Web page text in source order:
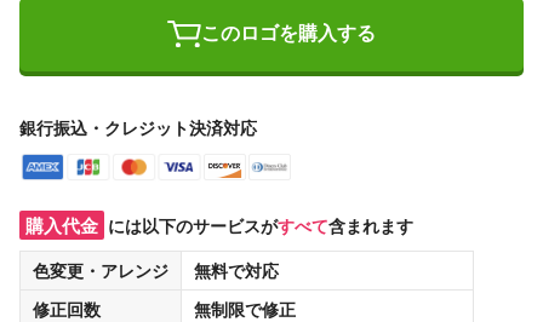
このロゴを購入する
銀行振込・クレジット決済対応
購入代金 には以下のサービスがすべて含まれます
色変更・アレンジ
無料で対応
修正回数
無制限で修正